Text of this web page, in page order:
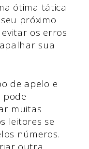
ótima tática
próximo
os erros
sua
de apelo e
pode
muitas
leitores se
números.